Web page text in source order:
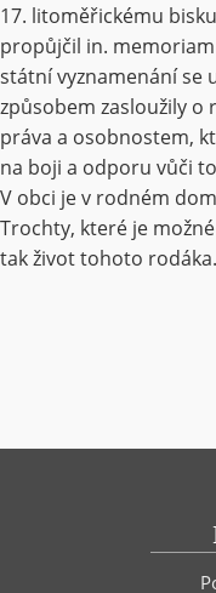
17. litoměřickému
propůjčil in. memoriam
státní vyznamenání se
způsobem zasloužily o
práva a osobnostem,
na boji a odporu vůči
V obci je v rodném
Trochty, které je
tak život tohoto rodáka.